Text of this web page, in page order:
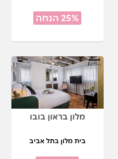
25% הנחה
מלון בראון בובו
בית מלון בתל אביב